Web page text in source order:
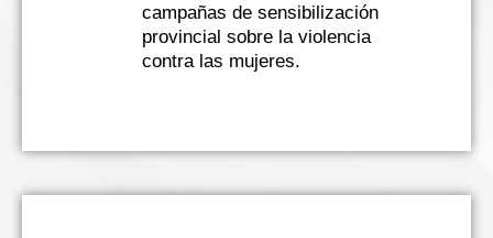
campañas de sensibilización
provincial sobre la violencia
contra las mujeres.